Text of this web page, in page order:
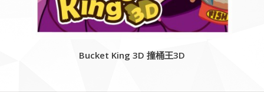
Bucket King 3D 撞桶王3D